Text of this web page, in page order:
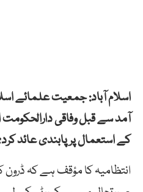
اسلام آباد: جمعیت علمائے
آمد سے قبل وفاقی
کے استعمال پر پابندی عائد
انتظامیہ کا مؤقف ہے کہ ڈرون